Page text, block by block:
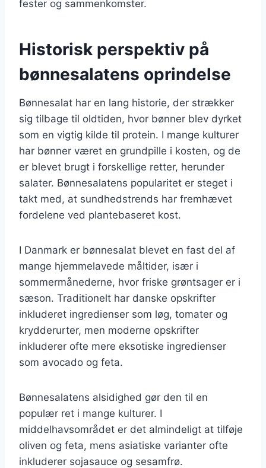
fester og sammenkomster.
Historisk perspektiv på
bønnesalatens oprindelse
Bønnesalat har en lang historie, der strækker
sig tilbage til oldtiden, hvor bønner blev dyrket
som en vigtig kilde til protein. I mange kulturer
har bønner været en grundpille i kosten, og de
er blevet brugt i forskellige retter, herunder
salater. Bønnesalatens popularitet er steget i
takt med, at sundhedstrends har fremhævet
fordelene ved plantebaseret kost.
I Danmark er bønnesalat blevet en fast del af
mange hjemmelavede måltider, især i
sommermånederne, hvor friske grøntsager er i
sæson. Traditionelt har danske opskrifter
inkluderet ingredienser som løg, tomater og
krydderurter, men moderne opskrifter
inkluderer ofte mere eksotiske ingredienser
som avocado og feta.
Bønnesalatens alsidighed gør den til en
populær ret i mange kulturer. I
middelhavsområdet er det almindeligt at tilføje
oliven og feta, mens asiatiske varianter ofte
inkluderer sojasauce og sesamfrø.